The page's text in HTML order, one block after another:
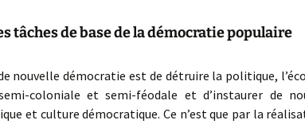
tâches de base de la démocratie populaire
nouvelle démocratie est de détruire la politique,
coloniale et semi-féodale et d’instaurer de
et culture démocratique. Ce n’est que par la